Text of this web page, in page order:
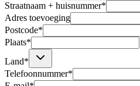
Straatnaam + huisnummer*
Adres toevoeging
Postcode*
Plaats*
Land*
Telefoonnummer*